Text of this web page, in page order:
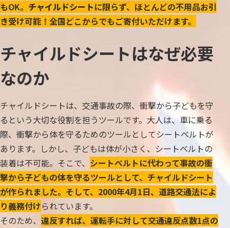
もOK。 チャイルドシートに限らず、ほとんどの不用品お引
き受け可能！全国どこからでもご寄付いただけます。
チャイルドシートはなぜ必要
なのか
チャイルドシートは、交通事故の際、衝撃から子どもを守
るという大切な役割を担うツールです。大人は、車に乗る
際、衝撃から体を守るためのツールとしてシートベルトが
あります。しかし、子どもは体が小さく、シートベルトの
装着は不可能。そこで、 シートベルトに代わって事故の衝
撃から子どもの体を守るツールとして、チャイルドシート
が作られました。そして、2000年4月1日、道路交通法によ
り義務付けられています。
そのため、 違反すれば、運転手に対して交通違反点数1点の